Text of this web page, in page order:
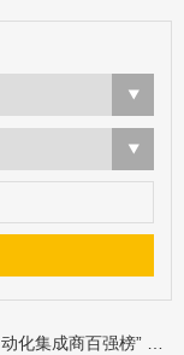
智造实力再获业界权威认可